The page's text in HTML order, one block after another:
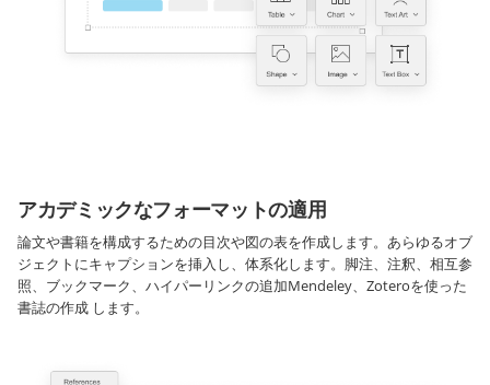
アカデミックなフォーマットの適用
論文や書籍を構成するための目次や図の表を作成します。あらゆるオブ
ジェクトにキャプションを挿入し、体系化します。脚注、注釈、相互参
照、ブックマーク、ハイパーリンクの追加Mendeley、Zoteroを使った
書誌の作成 します。